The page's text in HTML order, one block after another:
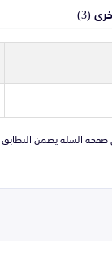
(3)